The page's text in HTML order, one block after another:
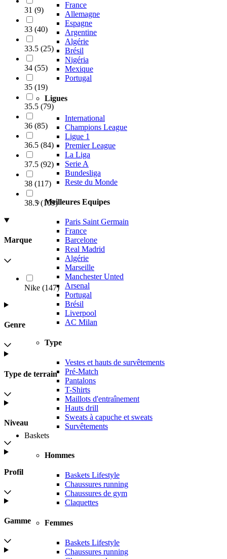
France
Allemagne
Espagne
Argentine
Algérie
Brésil
Nigéria
Mexique
Portugal
Ligues
International
Champions League
Ligue 1
Premier League
La Liga
Serie A
Bundesliga
Reste du Monde
Meilleures Equipes
Paris Saint Germain
France
Barcelone
Real Madrid
Algérie
Marseille
Manchester Unted
Arsenal
Portugal
Brésil
Liverpool
AC Milan
Type
Vestes et hauts de survêtements
Pré-Match
Pantalons
T-Shirts
Maillots d'entraînement
Hauts drill
Sweats à capuche et sweats
Survêtements
Baskets
Hommes
Baskets Lifestyle
Chaussures running
Chaussures de gym
Claquettes
Femmes
Baskets Lifestyle
Chaussures running
31 (9)
33 (40)
33.5 (25)
34 (55)
35 (19)
35.5 (79)
36 (85)
36.5 (84)
37.5 (92)
38 (117)
38.5 (109)
Marque
Nike (147)
Genre
Type de terrain
Niveau
Profil
Gamme